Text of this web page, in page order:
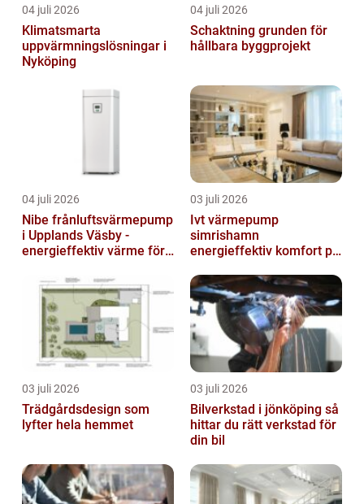
04 juli 2026
Klimatsmarta
uppvärmningslösningar i
Nyköping
04 juli 2026
Schaktning grunden för
hållbara byggprojekt
04 juli 2026
Nibe frånluftsvärmepump
i Upplands Väsby -
energieffektiv värme för
03 juli 2026
Ivt värmepump
simrishamn
energieffektiv komfort på
03 juli 2026
Trädgårdsdesign som
lyfter hela hemmet
03 juli 2026
Bilverkstad i jönköping så
hittar du rätt verkstad för
din bil